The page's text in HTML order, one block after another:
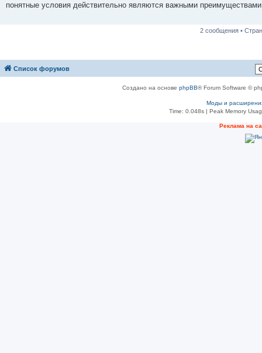
щ
понятные условия действительно являются важными преимуществами
2 сообщения •
Список форумов
Создано на основе phpBB® Forum Software ©
Моды и
Time: 0.048s| Peak Memory
Реклама на